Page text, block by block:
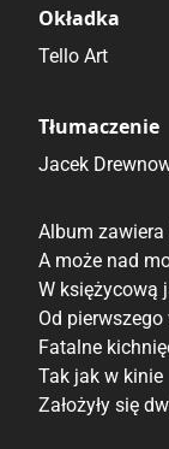
Okładka
Tello Art
Tłumaczenie
Jacek
Album
A może nad
W księżycową
Od pierwszego
Fatalne
Tak jak w kinie
Założyły się